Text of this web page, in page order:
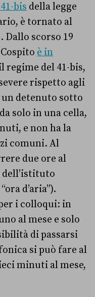
bis della legge
è tornato al
scorso 19
è in
regime del 41-bis,
rispetto agli
detenuto sotto
solo in una cella,
e non ha la
comuni. Al
due ore al
dell’istituto
d’aria”).
i colloqui: in
al mese e solo
di passarsi
si può fare al
minuti al mese,